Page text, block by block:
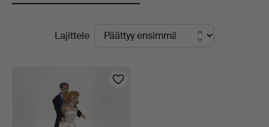
yrityksessä
KäynnissäLajittele